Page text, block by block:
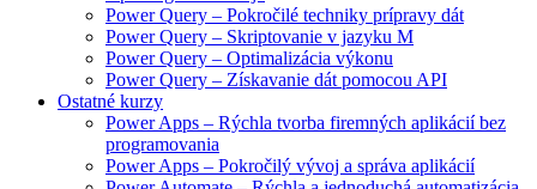
Power Query – Pokročilé techniky prípravy dát
Power Query – Skriptovanie v jazyku M
Power Query – Optimalizácia výkonu
Power Query – Získavanie dát pomocou API
Ostatné kurzy
Power Apps – Rýchla tvorba firemných aplikácií bez
programovania
Power Apps – Pokročilý vývoj a správa aplikácií